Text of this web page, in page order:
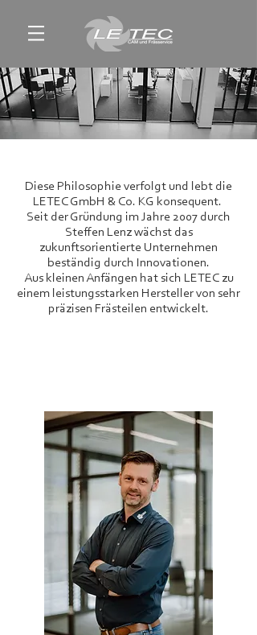
Diese Philosophie verfolgt und lebt die
LETEC GmbH & Co. KG konsequent.
Seit der Gründung im Jahre 2007 durch
Steffen Lenz wächst das
zukunftsorientierte Unternehmen
beständig durch Innovationen.
Aus kleinen Anfängen hat sich LETEC zu
einem leistungsstarken Hersteller von sehr
präzisen Frästeilen entwickelt.